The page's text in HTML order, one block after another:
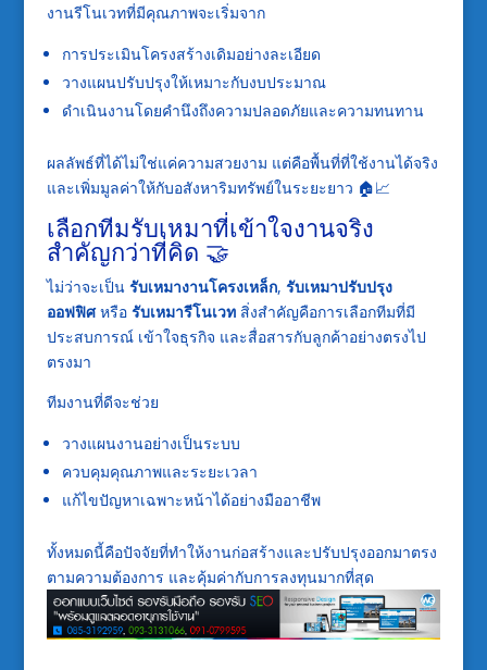
งานรีโนเวทที่มีคุณภาพจะเริ่มจาก
การประเมินโครงสร้างเดิมอย่างละเอียด
วางแผนปรับปรุงให้เหมาะกับงบประมาณ
ดำเนินงานโดยคำนึงถึงความปลอดภัยและความทนทาน
ผลลัพธ์ที่ได้ไม่ใช่แค่ความสวยงาม แต่คือพื้นที่ที่ใช้งานได้จริง
และเพิ่มมูลค่าให้กับอสังหาริมทรัพย์ในระยะยาว 🏠📈
เลือกทีมรับเหมาที่เข้าใจงานจริง
สำคัญกว่าที่คิด 🤝
ไม่ว่าจะเป็น รับเหมางานโครงเหล็ก, รับเหมาปรับปรุง
ออฟฟิศหรือ รับเหมารีโนเวทสิ่งสำคัญคือการเลือกทีมที่มี
ประสบการณ์ เข้าใจธุรกิจ และสื่อสารกับลูกค้าอย่างตรงไป
ตรงมา
ทีมงานที่ดีจะช่วย
วางแผนงานอย่างเป็นระบบ
ควบคุมคุณภาพและระยะเวลา
แก้ไขปัญหาเฉพาะหน้าได้อย่างมืออาชีพ
ทั้งหมดนี้คือปัจจัยที่ทำให้งานก่อสร้างและปรับปรุงออกมาตรง
ตามความต้องการ และคุ้มค่ากับการลงทุนมากที่สุด